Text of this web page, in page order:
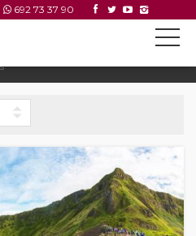
692 73 37 90